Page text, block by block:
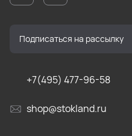
+7(495) 477-96-58
shop@stokland.ru